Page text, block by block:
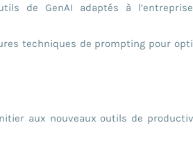
de GenAI adaptés à
techniques de prompting pour
aux nouveaux outils de